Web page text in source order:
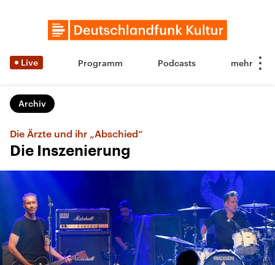
Live Programm Podcasts
Archiv
Die Ärzte und ihr „Abschied“
Die Inszenierung